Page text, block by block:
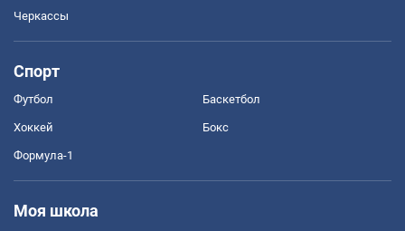
Черкассы
Спорт
Футбол Баскетбол
Хоккей Бокс
Формула-1
Моя школа